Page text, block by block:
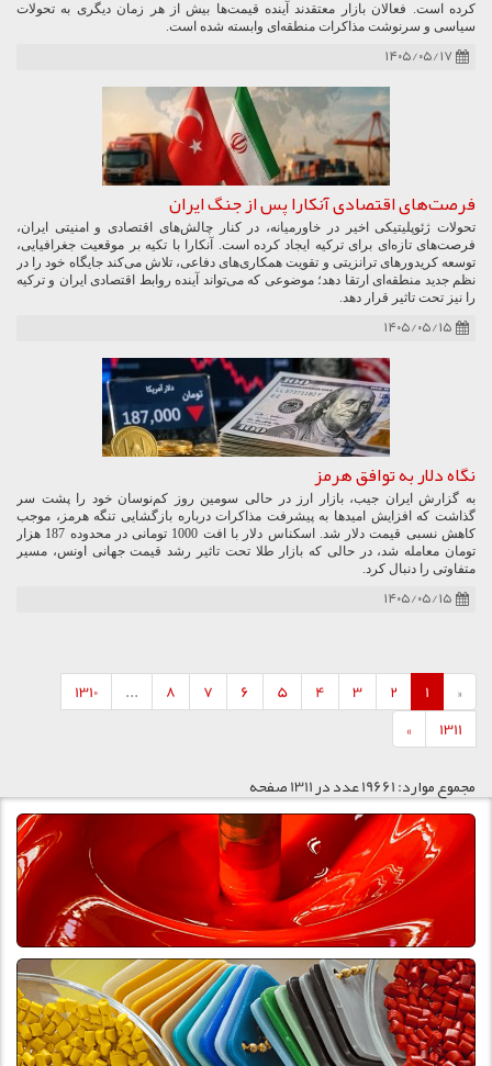
کرده است. فعالان بازار معتقدند آینده قیمت‌ها بیش از هر زمان دیگری به تحولات
سیاسی و سرنوشت مذاکرات منطقه‌ای وابسته شده است.
۱۴۰۵/۰۵/۱۷
فرصت‌های اقتصادی آنکارا پس از جنگ ایران
تحولات ژئوپلیتیکی اخیر در خاورمیانه، در کنار چالش‌های اقتصادی و امنیتی ایران،
فرصت‌های تازه‌ای برای ترکیه ایجاد کرده است. آنکارا با تکیه بر موقعیت جغرافیایی،
توسعه کریدورهای ترانزیتی و تقویت همکاری‌های دفاعی، تلاش می‌کند جایگاه خود را در
نظم جدید منطقه‌ای ارتقا دهد؛ موضوعی که می‌تواند آینده روابط اقتصادی ایران و ترکیه
را نیز تحت تاثیر قرار دهد.
۱۴۰۵/۰۵/۱۵
نگاه دلار به توافق هرمز
به گزارش ایران جیب، بازار ارز در حالی سومین روز کم‌نوسان خود را پشت سر
گذاشت که افزایش امیدها به پیشرفت مذاکرات درباره بازگشایی تنگه هرمز، موجب
کاهش نسبی قیمت دلار شد. اسکناس دلار با افت 1000 تومانی در محدوده 187 هزار
تومان معامله شد، در حالی که بازار طلا تحت تاثیر رشد قیمت جهانی اونس، مسیر
متفاوتی را دنبال کرد.
۱۴۰۵/۰۵/۱۵
«
1
2
3
4
5
6
7
8
...
1310
1311
»
مجموع موارد: 19661 عدد در 1311 صفحه